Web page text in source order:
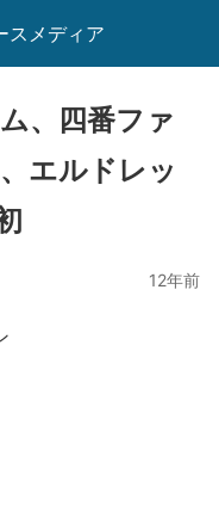
スメディア
、四番ファ
エルドレッ
12年前